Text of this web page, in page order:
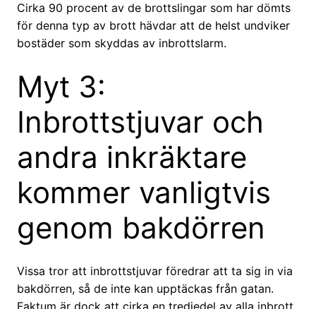
Cirka 90 procent av de brottslingar som har dömts
för denna typ av brott hävdar att de helst undviker
bostäder som skyddas av inbrottslarm.
Myt 3:
Inbrottstjuvar och
andra inkräktare
kommer vanligtvis
genom bakdörren
Vissa tror att inbrottstjuvar föredrar att ta sig in via
bakdörren, så de inte kan upptäckas från gatan.